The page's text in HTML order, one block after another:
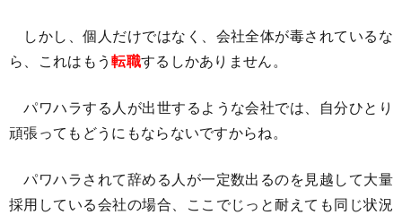
しかし、個人だけではなく、会社全体が毒されているな
ら、これはもう転職するしかありません。
パワハラする人が出世するような会社では、自分ひとり
頑張ってもどうにもならないですからね。
パワハラされて辞める人が一定数出るのを見越して大量
採用している会社の場合、ここでじっと耐えても同じ状況